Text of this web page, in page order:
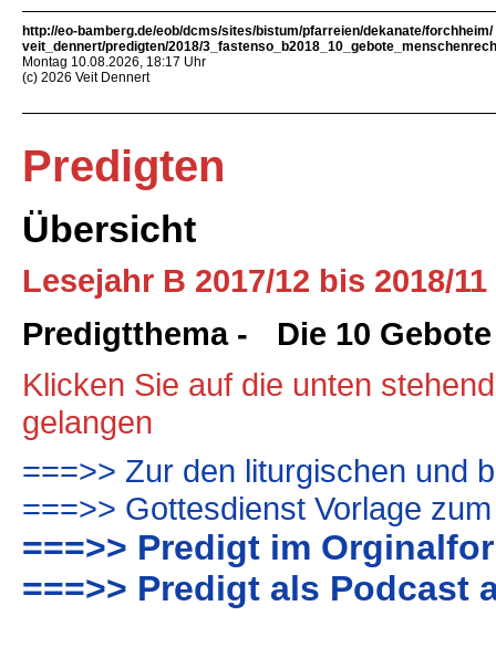
http://eo-bamberg.de/eob/dcms/sites/bistum/pfarreien/dekanate/forchheim/
veit_dennert/predigten/2018/
Montag 10.08.2026, 18:17 Uhr
(c) 2026 Veit Dennert
Predigten
Übersicht
Lesejahr B 2017/12 bis 2018/11
Predigtthema - Die 10
Klicken Sie auf die unten
gelangen
===>> Zur den liturgischen und
===>> Gottesdienst Vorlage
===>> Predigt im
===>> Predigt als Podcast